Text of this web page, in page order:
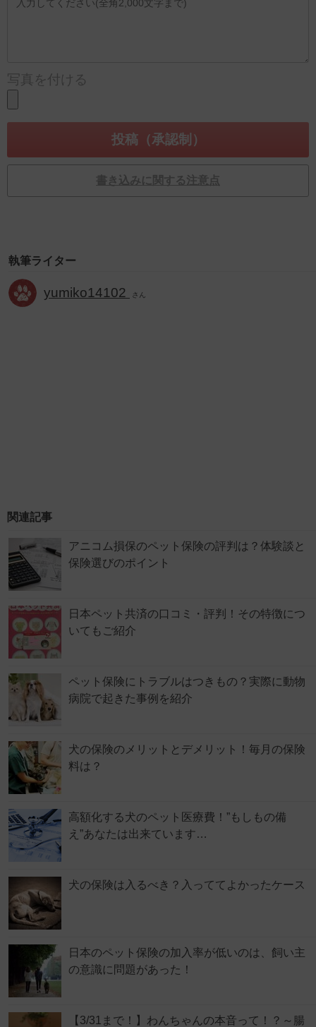
写真を付ける
書き込みに関する注意点
執筆ライター
yumiko14102 さん
関連記事
アニコム損保のペット保険の評判は？体験談と
保険選びのポイント
日本ペット共済の口コミ・評判！その特徴につ
いてもご紹介
ペット保険にトラブルはつきもの？実際に動物
病院で起きた事例を紹介
犬の保険のメリットとデメリット！毎月の保険
料は？
高額化する犬のペット医療費！”もしもの備
え”あなたは出来ています…
犬の保険は入るべき？入っててよかったケース
日本のペット保険の加入率が低いのは、飼い主
の意識に問題があった！
【3/31まで！】わんちゃんの本音って！？～腸